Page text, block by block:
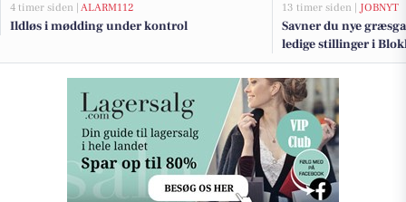
4 timer siden | ALARM112
Ildløs i mødding under kontrol
13 timer siden | JOBNYT
Savner du nye
ledige stillinger i